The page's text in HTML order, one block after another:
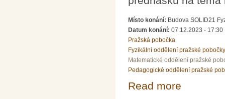
Místo konání: Budova SOLID21
Datum konání: 07.12.2023 - 17:30
Pražská pobočka
Fyzikální oddělení pražské pobočky
Matematické oddělení pražské
Pedagogické oddělení pražské
Read more